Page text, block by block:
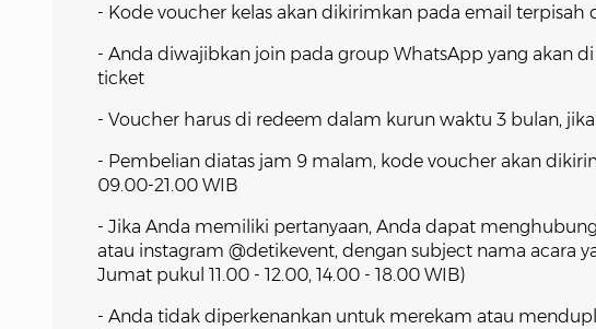
- Kode voucher kelas akan dikirimkan pada email terpisah
- Anda diwajibkan join pada group WhatsApp yang akan
ticket
- Voucher harus di redeem dalam kurun waktu 3 bulan,
- Pembelian diatas jam 9 malam, kode voucher akan
09.00-21.00 WIB
- Jika Anda memiliki pertanyaan, Anda dapat
atau instagram @detikevent, dengan subject nama acara
Jumat pukul 11.00 - 12.00, 14.00 - 18.00 WIB)
- Anda tidak diperkenankan untuk merekam atau